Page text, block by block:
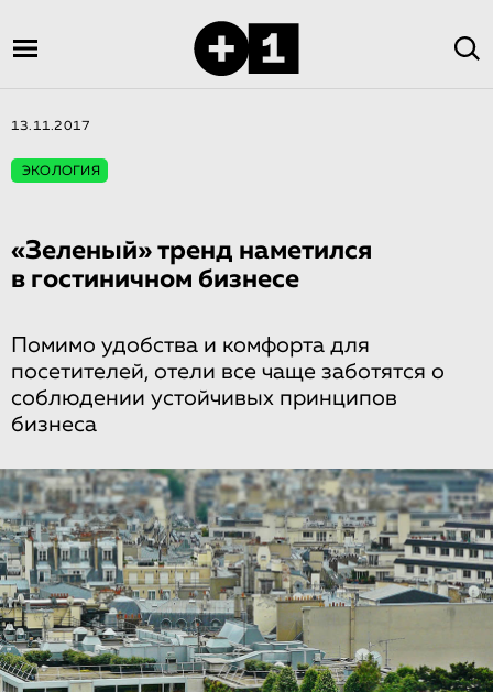
13.11.2017
ЭКОЛОГИЯ
«Зеленый» тренд наметился
в гостиничном бизнесе
Помимо удобства и комфорта для
посетителей, отели все чаще заботятся о
соблюдении устойчивых принципов
бизнеса